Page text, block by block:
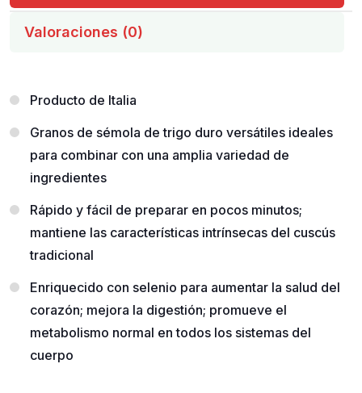
Valoraciones (0)
Producto de Italia
Granos de sémola de trigo duro versátiles ideales
para combinar con una amplia variedad de
ingredientes
Rápido y fácil de preparar en pocos minutos;
mantiene las características intrínsecas del cuscús
tradicional
Enriquecido con selenio para aumentar la salud del
corazón; mejora la digestión; promueve el
metabolismo normal en todos los sistemas del
cuerpo